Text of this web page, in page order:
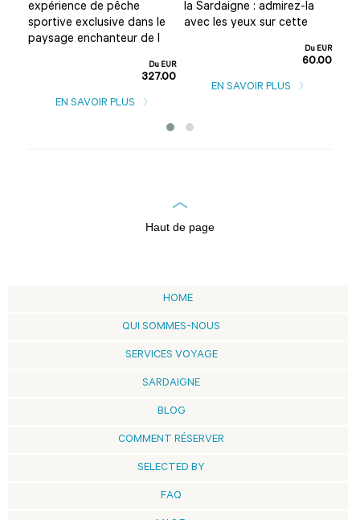
expérience de pêche
sportive exclusive dans le
paysage enchanteur de l
Du EUR
327.00
EN SAVOIR PLUS
la Sardaigne : admirez-la
avec les yeux sur cette
Du EUR
60.00
EN SAVOIR PLUS
Haut de page
HOME
QUI SOMMES-NOUS
SERVICES VOYAGE
SARDAIGNE
BLOG
COMMENT RÉSERVER
SELECTED BY
FAQ